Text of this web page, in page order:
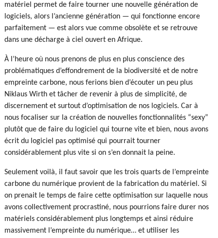
matériel permet de faire tourner une nouvelle génération de
logiciels, alors l’ancienne génération — qui fonctionne encore
parfaitement — est alors vue comme obsolète et se retrouve
dans une décharge à ciel ouvert en Afrique.
À l’heure où nous prenons de plus en plus conscience des
problématiques d’effondrement de la biodiversité et de notre
empreinte carbone, nous ferions bien d’écouter un peu plus
Niklaus Wirth et tâcher de revenir à plus de simplicité, de
discernement et surtout d’optimisation de nos logiciels. Car à
nous focaliser sur la création de nouvelles fonctionnalités “sexy”
plutôt que de faire du logiciel qui tourne vite et bien, nous avons
écrit du logiciel pas optimisé qui pourrait tourner
considérablement plus vite si on s’en donnait la peine.
Seulement voilà, il faut savoir que les trois quarts de l’empreinte
carbone du numérique provient de la fabrication du matériel. Si
on prenait le temps de faire cette optimisation sur laquelle nous
avons collectivement procrastiné, nous pourrions faire durer nos
matériels considérablement plus longtemps et ainsi réduire
massivement l’empreinte du numérique… et utiliser les